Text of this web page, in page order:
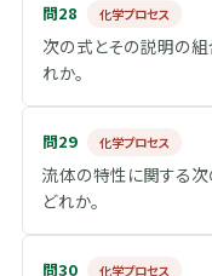
問28 化学プロセス
次の式とその説明の組
れか。
問29 化学プロセス
流体の特性に関する
どれか。
問30 化学プロセス